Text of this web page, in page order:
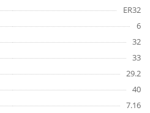
ER32
6
32
33
29.2
40
7.16